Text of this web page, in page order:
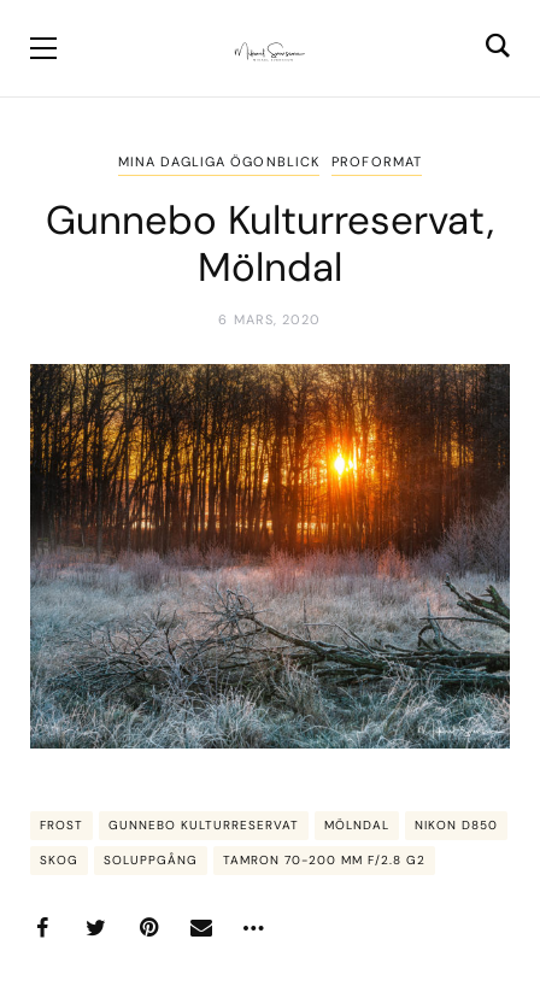
MINA DAGLIGA ÖGONBLICK PROFORMAT
Gunnebo Kulturreservat,
Mölndal
6 MARS, 2020
FROST GUNNEBO KULTURRESERVAT MÖLNDAL NIKON D850
SKOG SOLUPPGÅNG TAMRON 70-200 MM F/2.8 G2